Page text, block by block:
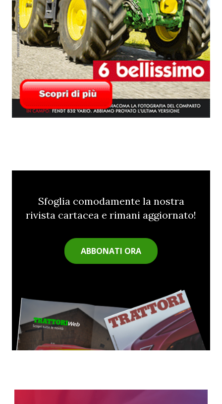
Sfoglia comodamente la nostra
rivista cartacea e rimani aggiornato!
ABBONATI ORA